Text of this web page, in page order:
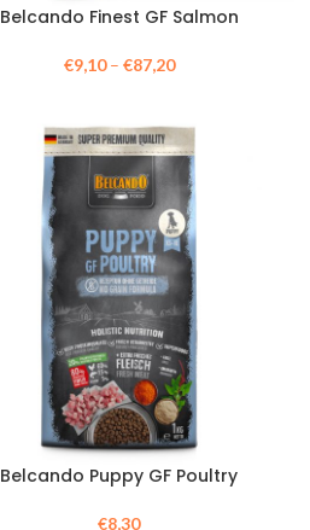
Belcando Finest GF Salmon
€9,10– €87,20
Belcando Puppy GF Poultry
€8,30